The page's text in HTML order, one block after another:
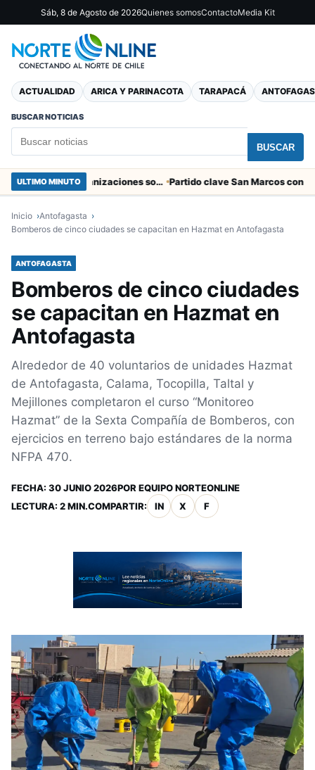
Sáb, 8 de Agosto de 2026Quienes somosContactoMedia Kit
ACTUALIDAD ARICA Y PARINACOTA TARAPACÁ
BUSCAR NOTICIAS
BUSCAR
ULTIMO MINUTO Entregaron fibra óptica gratuita a organizaciones sociales de Arica
Inicio
Antofagasta
Bomberos de cinco ciudades se capacitan en Hazmat en Antofagasta
ANTOFAGASTA
Bomberos de cinco ciudades
se capacitan en Hazmat en
Antofagasta
Alrededor de 40 voluntarios de unidades Hazmat
de Antofagasta, Calama, Tocopilla, Taltal y
Mejillones completaron el curso “Monitoreo
Hazmat” de la Sexta Compañía de Bomberos, con
ejercicios en terreno bajo estándares de la norma
NFPA 470.
FECHA: 30 JUNIO 2026POR EQUIPO NORTEONLINE
LECTURA: 2 MIN.COMPARTIR: IN X F